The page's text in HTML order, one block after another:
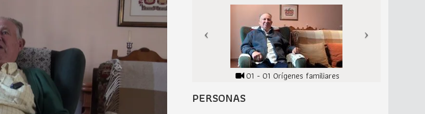
01 - 01 Orígenes familiares
PERSONAS